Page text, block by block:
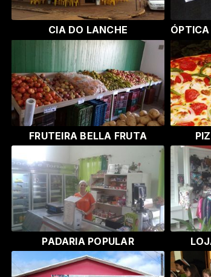
CIA DO LANCHE
FRUTEIRA BELLA FRUTA
PADARIA POPULAR